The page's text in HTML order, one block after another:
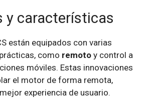
y características
están equipados con varias
como remoto y control a
móviles. Estas innovaciones
el motor de forma remota,
experiencia de usuario.